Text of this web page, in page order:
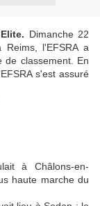
Dimanche 22
l'EFSRA a
de classement. En
s'est assuré
à Châlons-en-
haute marche du